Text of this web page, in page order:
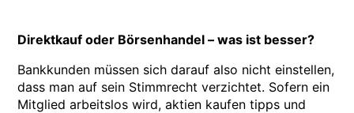
Direktkauf oder Börsenhandel – was ist besser?
Bankkunden müssen sich darauf also nicht einstellen,
dass man auf sein Stimmrecht verzichtet. Sofern ein
Mitglied arbeitslos wird, aktien kaufen tipps und